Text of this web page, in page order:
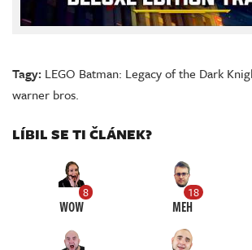
Tagy: LEGO Batman: Legacy of the Dark
warner bros.
LÍBIL SE TI ČLÁNEK?
8
WOW
18
MEH